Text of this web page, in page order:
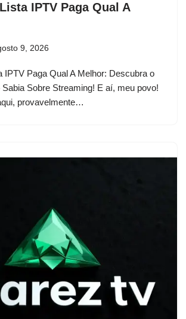
IPTV Paga Qual A
9, 2026
IPTV Paga Qual A Melhor: Descubra o
Sobre Streaming! E aí, meu povo!
provavelmente…